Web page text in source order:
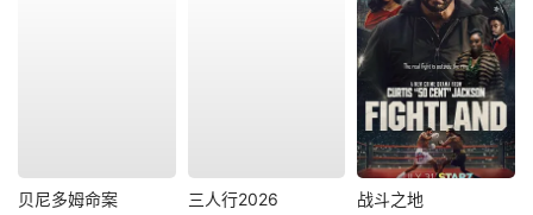
贝尼多姆命案 三人行2026 战斗之地